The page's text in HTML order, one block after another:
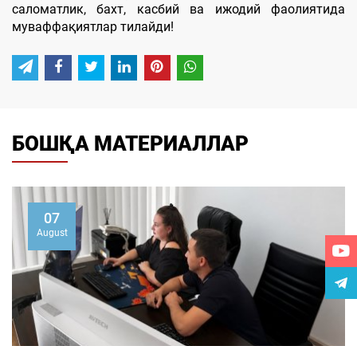
саломатлик, бахт, касбий ва ижодий фаолиятида
муваффақиятлар тилайди!
БОШҚА МАТЕРИАЛЛАР
07
August